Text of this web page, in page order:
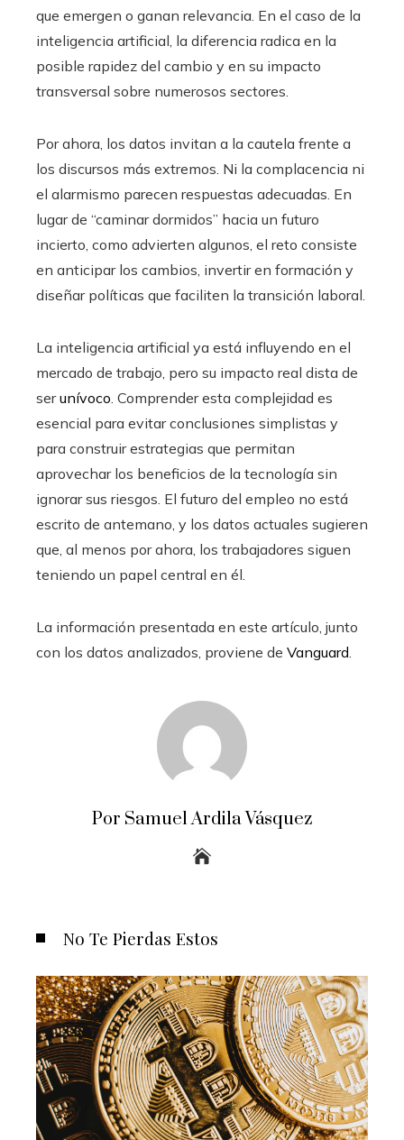
que emergen o ganan relevancia. En el caso de la
inteligencia artificial, la diferencia radica en la
posible rapidez del cambio y en su impacto
transversal sobre numerosos sectores.
Por ahora, los datos invitan a la cautela frente a
los discursos más extremos. Ni la complacencia ni
el alarmismo parecen respuestas adecuadas. En
lugar de “caminar dormidos” hacia un futuro
incierto, como advierten algunos, el reto consiste
en anticipar los cambios, invertir en formación y
diseñar políticas que faciliten la transición laboral.
La inteligencia artificial ya está influyendo en el
mercado de trabajo, pero su impacto real dista de
serunívoco . Comprender esta complejidad es
esencial para evitar conclusiones simplistas y
para construir estrategias que permitan
aprovechar los beneficios de la tecnología sin
ignorar sus riesgos. El futuro del empleo no está
escrito de antemano, y los datos actuales sugieren
que, al menos por ahora, los trabajadores siguen
teniendo un papel central en él.
La información presentada en este artículo, junto
con los datos analizados, proviene de Vanguard
Por Samuel Ardila Vásquez
No Te Pierdas Estos